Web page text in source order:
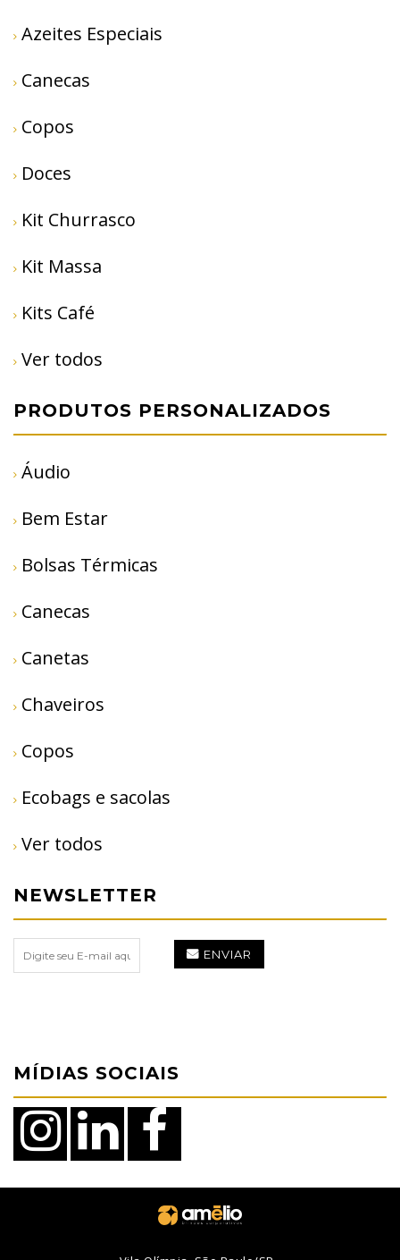
Azeites Especiais
Canecas
Copos
Doces
Kit Churrasco
Kit Massa
Kits Café
Ver todos
PRODUTOS PERSONALIZADOS
Áudio
Bem Estar
Bolsas Térmicas
Canecas
Canetas
Chaveiros
Copos
Ecobags e sacolas
Ver todos
NEWSLETTER
ENVIAR
MÍDIAS SOCIAIS